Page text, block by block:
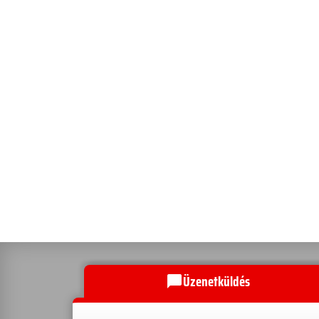
chat_bubbleÜzenetküldés